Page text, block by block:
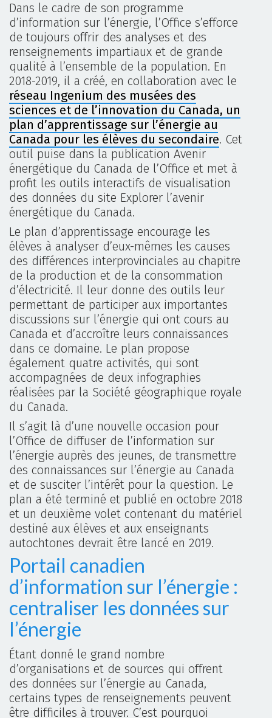
Dans le cadre de son programme
d’information sur l’énergie, l’Office s’efforce
de toujours offrir des analyses et des
renseignements impartiaux et de grande
qualité à l’ensemble de la population. En
2018-2019, il a créé, en collaboration avec le
réseau Ingenium des musées des
sciences et de l’innovation du Canada, un
plan d’apprentissage sur l’énergie au
Canada pour les élèves du secondaire. Cet
outil puise dans la publication Avenir
énergétique du Canada de l’Office et met à
profit les outils interactifs de visualisation
des données du site Explorer l’avenir
énergétique du Canada.
Le plan d’apprentissage encourage les
élèves à analyser d’eux-mêmes les causes
des différences interprovinciales au chapitre
de la production et de la consommation
d’électricité. Il leur donne des outils leur
permettant de participer aux importantes
discussions sur l’énergie qui ont cours au
Canada et d’accroître leurs connaissances
dans ce domaine. Le plan propose
également quatre activités, qui sont
accompagnées de deux infographies
réalisées par la Société géographique royale
du Canada.
Il s’agit là d’une nouvelle occasion pour
l’Office de diffuser de l’information sur
l’énergie auprès des jeunes, de transmettre
des connaissances sur l’énergie au Canada
et de susciter l’intérêt pour la question. Le
plan a été terminé et publié en octobre 2018
et un deuxième volet contenant du matériel
destiné aux élèves et aux enseignants
autochtones devrait être lancé en 2019.
Portail canadien
d’information sur l’énergie :
centraliser les données sur
l’énergie
Étant donné le grand nombre
d’organisations et de sources qui offrent
des données sur l’énergie au Canada,
certains types de renseignements peuvent
être difficiles à trouver. C’est pourquoi